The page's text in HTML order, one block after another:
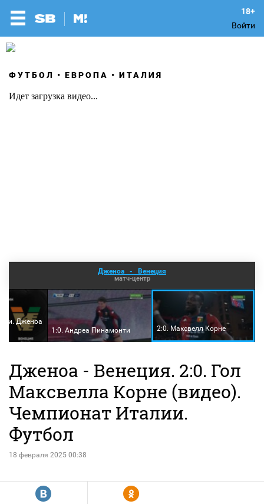
Войти
ФУТБОЛ ЕВРОПА ИТАЛИЯ
Дженоа - Венеция
матч-центр
Дженоа
1:0. Андреа Пинамонти
2:0. Максвелл Корне
Дженоа - Венеция. 2:0. Гол
Максвелла Корне (видео).
Чемпионат Италии.
Футбол
18 февраля 2025 00:38
R Y